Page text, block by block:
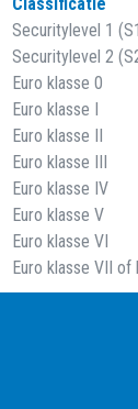
Euro
Euro
Euro
Euro
Euro
Euro
Euro
Euro klasse VII